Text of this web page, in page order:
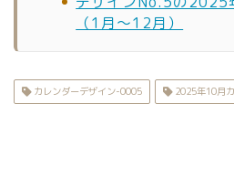
（1月〜12月）
カレンダーデザイン-0005 2025年10月